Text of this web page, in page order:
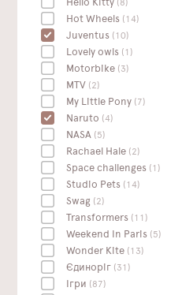
Hello Kitty (8)
Hot Wheels (14)
Juventus (10)
Lovely owls (1)
Motorbike (3)
MTV (2)
My Little Pony (7)
Naruto (4)
NASA (5)
Rachael Hale (2)
Space challenges (1)
Studio Pets (14)
Swag (2)
Transformers (11)
Weekend In Paris (5)
Wonder Kite (13)
Єдиноріг (31)
Ігри (87)